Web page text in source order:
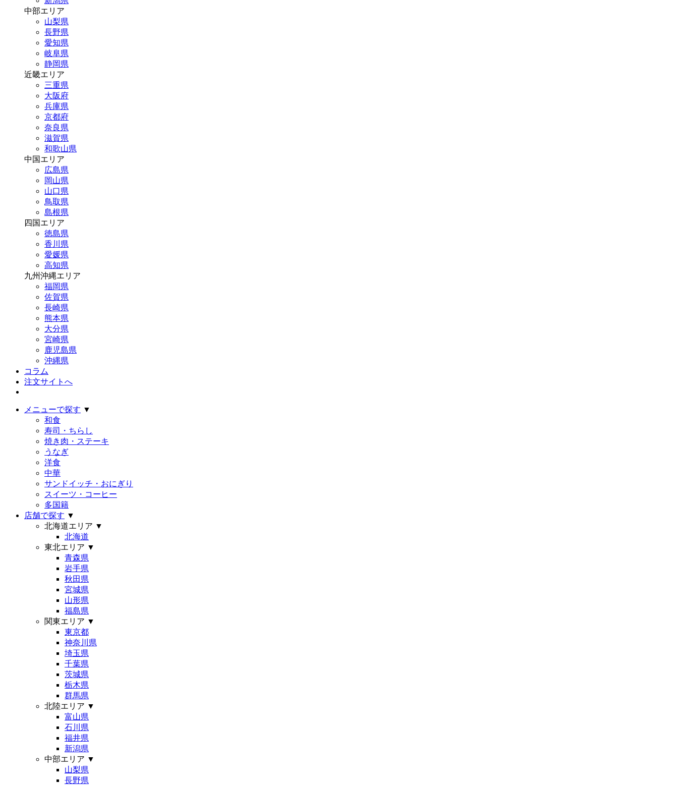
中部エリア
山梨県
長野県
愛知県
岐阜県
静岡県
近畿エリア
三重県
大阪府
兵庫県
京都府
奈良県
滋賀県
和歌山県
中国エリア
広島県
岡山県
山口県
鳥取県
島根県
四国エリア
徳島県
香川県
愛媛県
高知県
九州沖縄エリア
福岡県
佐賀県
長崎県
熊本県
大分県
宮崎県
鹿児島県
沖縄県
コラム
注文サイトへ
メニューで探す ▼
和食
寿司・ちらし
焼き肉・ステーキ
うなぎ
洋食
中華
サンドイッチ・おにぎり
スイーツ・コーヒー
多国籍
店舗で探す ▼
北海道エリア ▼
北海道
東北エリア ▼
青森県
岩手県
秋田県
宮城県
山形県
福島県
関東エリア ▼
東京都
神奈川県
埼玉県
千葉県
茨城県
栃木県
群馬県
北陸エリア ▼
富山県
石川県
福井県
新潟県
中部エリア ▼
山梨県
長野県